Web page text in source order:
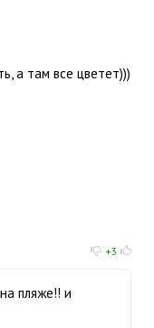
а там все цветет)))
+3
пляже!! и